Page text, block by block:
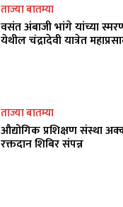
ताज्या बातम्या
वसंत अंबाजी भांगे यांच्या
येथील चंद्रादेवी यात्रेत
ताज्या बातम्या
औद्योगिक प्रशिक्षण संस्था
रक्तदान शिबिर संपन्न